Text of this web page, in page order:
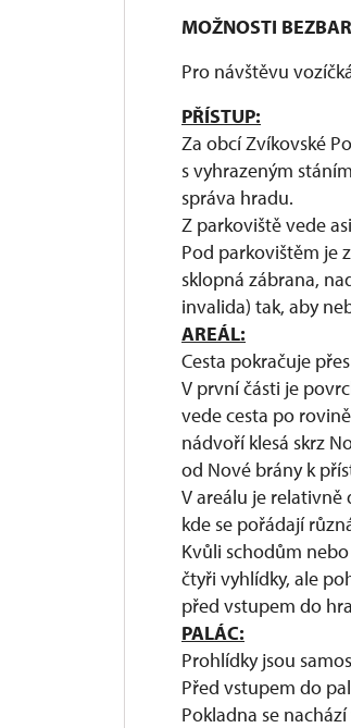
MOŽNOSTI
Pro návštěvu
PŘÍSTUP:
Za obcí Zvíkovské
s vyhrazeným
správa hradu.
Z parkoviště vede
Pod parkovištěm je
sklopná zábrana,
invalida) tak, aby
AREÁL:
Cesta pokračuje
V první části je
vede cesta po
nádvoří klesá skrz
od Nové brány k
V areálu je
kde se pořádají
Kvůli schodům
čtyři vyhlídky, ale
před vstupem do
PALÁC:
Prohlídky jsou
Před vstupem do
Pokladna se